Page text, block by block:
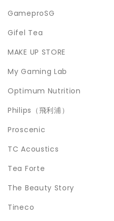
GameproSG
Gifel Tea
MAKE UP STORE
My Gaming Lab
Optimum Nutrition
Philips（飛利浦）
Proscenic
TC Acoustics
Tea Forte
The Beauty Story
Tineco